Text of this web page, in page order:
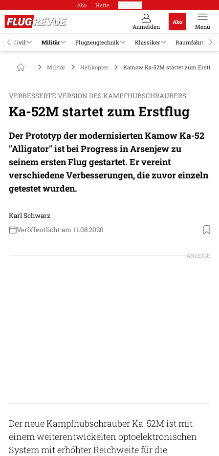
Abo Hefte
Anmelden
Abo
Menü
Zivil Militär Flugzeugtechnik Klassiker Raumfahrt
Militär Helikopter Kamow Ka-52M startet zum Erstflug
VERBESSERTE VERSION DES KAMPFHUBSCHRAUBERS
Ka-52M startet zum Erstflug
Der Prototyp der modernisierten Kamow Ka-52
"Alligator" ist bei Progress in Arsenjew zu
seinem ersten Flug gestartet. Er vereint
verschiedene Verbesserungen, die zuvor einzeln
getestet wurden.
Karl Schwarz
Veröffentlicht am 11.08.2020
Foto: Russian Helicopters
ANZEIGE
Der neue Kampfhubschrauber Ka-52M ist mit
einem weiterentwickelten optoelektronischen
System mit erhöhter Reichweite für die